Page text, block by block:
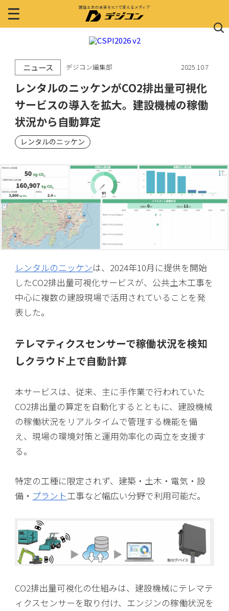
建設土木の未来をICTで変えるメディア
ニュース デジコン編集部 2025.10.7
レンタルのニッケンがCO2排出量可視化
サービスの導入を拡大。建設機械の稼働
状況から自動算定
レンタルのニッケン
レンタルのニッケンは、2024年10月に提供を開始
したCO2排出量可視化サービスが、公共土木工事を
中心に複数の建設現場で活用されていることを発
表した。
テレマティクスセンサーで稼働状況を検知
しクラウド上で自動計算
本サービスは、従来、主に手作業で行われていた
CO2排出量の算定を自動化するとともに、建設機械
の稼働状況をリアルタイムで管理する機能を備
え、現場の環境対策と運用効率化の両立を支援す
る。
特定の工種に限定されず、建築・土木・電気・設
備・ プラント工事など幅広い分野で利用可能だ。
CO2排出量可視化の仕組みは、建設機械にテレマテ
ィクスセンサーを取り付け、エンジンの稼働状況を